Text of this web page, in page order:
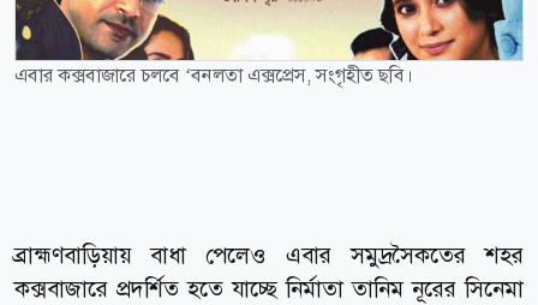
এবার কক্সবাজারে চলবে ‘বনলতা এক্সপ্রেস, সংগৃহীত ছবি।
ব্রাহ্মণবাড়িয়ায় বাধা পেলেও এবার সমুদ্রসৈকতের শহর
কক্সবাজারে প্রদর্শিত হতে যাচ্ছে নির্মাতা তানিম নূরের সিনেমা